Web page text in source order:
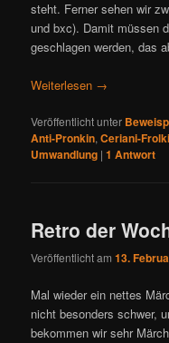
steht. Ferner sehen wir
und bxc). Damit müssen
geschlagen werden, das
Weiterlesen →
Veröffentlicht unter
Anti-Pronkin,Ceriani-
Umwandlung |1 Antwort
Retro der
Veröffentlicht am13.
Mal wieder ein nettes
nicht besonders schwer,
bekommen wir sehr